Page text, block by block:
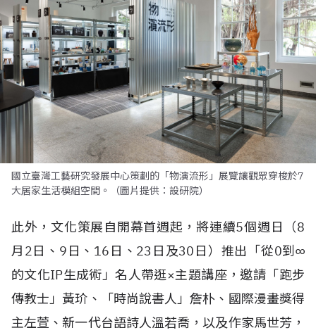
國立臺灣工藝研究發展中心策劃的「物演流形」展覽讓觀眾穿梭於7
大居家生活模組空間。（圖片提供：設研院）
此外，文化策展自開幕首週起，將連續5個週日（8
月2日、9日、16日、23日及30日）推出「從0到∞
的文化IP生成術」名人帶逛×主題講座，邀請「跑步
傳教士」黃玠、「時尚說書人」詹朴、國際漫畫獎得
主左萱、新一代台語詩人溫若喬，以及作家馬世芳，